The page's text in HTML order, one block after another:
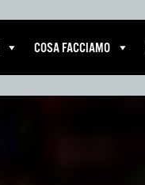
COSA FACCIAMO